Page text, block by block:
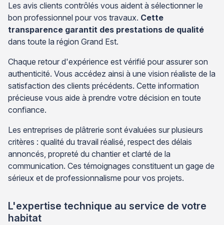
Les avis clients contrôlés vous aident à sélectionner le
bon professionnel pour vos travaux. Cette
transparence garantit des prestations de qualité
dans toute la région Grand Est.
Chaque retour d'expérience est vérifié pour assurer son
authenticité. Vous accédez ainsi à une vision réaliste de la
satisfaction des clients précédents. Cette information
précieuse vous aide à prendre votre décision en toute
confiance.
Les entreprises de plâtrerie sont évaluées sur plusieurs
critères : qualité du travail réalisé, respect des délais
annoncés, propreté du chantier et clarté de la
communication. Ces témoignages constituent un gage de
sérieux et de professionnalisme pour vos projets.
L'expertise technique au service de votre
habitat